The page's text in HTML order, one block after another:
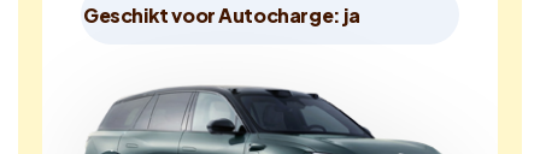
Geschikt voor Autocharge: ja